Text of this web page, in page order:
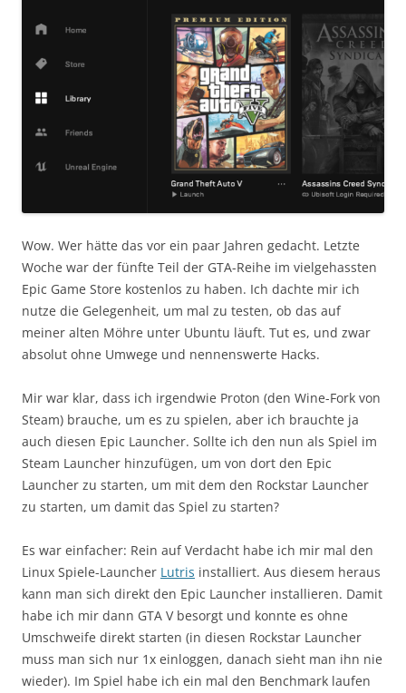
Wow. Wer hätte das vor ein paar Jahren gedacht. Letzte
Woche war der fünfte Teil der GTA-Reihe im vielgehassten
Epic Game Store kostenlos zu haben. Ich dachte mir ich
nutze die Gelegenheit, um mal zu testen, ob das auf
meiner alten Möhre unter Ubuntu läuft. Tut es, und zwar
absolut ohne Umwege und nennenswerte Hacks.
Mir war klar, dass ich irgendwie Proton (den Wine-Fork von
Steam) brauche, um es zu spielen, aber ich brauchte ja
auch diesen Epic Launcher. Sollte ich den nun als Spiel im
Steam Launcher hinzufügen, um von dort den Epic
Launcher zu starten, um mit dem den Rockstar Launcher
zu starten, um damit das Spiel zu starten?
Es war einfacher: Rein auf Verdacht habe ich mir mal den
Linux Spiele-Launcher Lutris installiert. Aus diesem heraus
kann man sich direkt den Epic Launcher installieren. Damit
habe ich mir dann GTA V besorgt und konnte es ohne
Umschweife direkt starten (in diesen Rockstar Launcher
muss man sich nur 1x einloggen, danach sieht man ihn nie
wieder). Im Spiel habe ich ein mal den Benchmark laufen